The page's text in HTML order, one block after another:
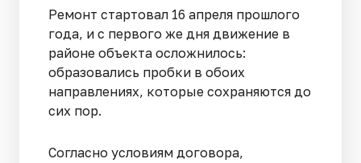
Ремонт стартовал 16 апреля прошлого
года, и с первого же дня движение в
районе объекта осложнилось:
образовались пробки в обоих
направлениях, которые сохраняются до
сих пор.
Согласно условиям договора,